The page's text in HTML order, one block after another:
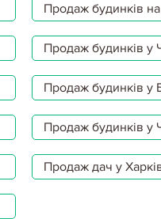
Продаж будинків
Продаж будинків у
Продаж будинків у
Продаж будинків у
Продаж дач у